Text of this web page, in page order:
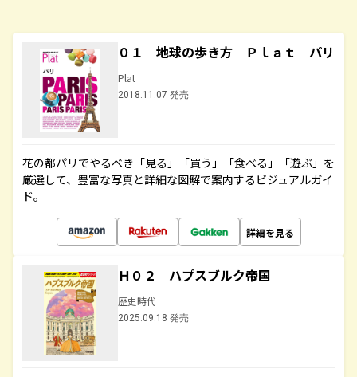
０１ 地球の歩き方 Ｐｌａｔ パリ
Plat
2018.11.07 発売
花の都パリでやるべき「見る」「買う」「食べる」「遊ぶ」を
厳選して、豊富な写真と詳細な図解で案内するビジュアルガイ
ド。
詳細を見る
Ｈ０２ ハプスブルク帝国
歴史時代
2025.09.18 発売